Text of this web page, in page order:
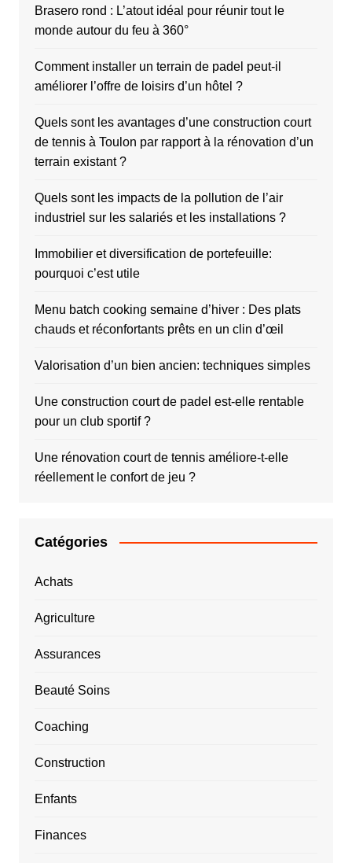
Brasero rond : L’atout idéal pour réunir tout le
monde autour du feu à 360°
Comment installer un terrain de padel peut-il
améliorer l’offre de loisirs d’un hôtel ?
Quels sont les avantages d’une construction court
de tennis à Toulon par rapport à la rénovation d’un
terrain existant ?
Quels sont les impacts de la pollution de l’air
industriel sur les salariés et les installations ?
Immobilier et diversification de portefeuille:
pourquoi c’est utile
Menu batch cooking semaine d’hiver : Des plats
chauds et réconfortants prêts en un clin d’œil
Valorisation d’un bien ancien: techniques simples
Une construction court de padel est-elle rentable
pour un club sportif ?
Une rénovation court de tennis améliore-t-elle
réellement le confort de jeu ?
Catégories
Achats
Agriculture
Assurances
Beauté Soins
Coaching
Construction
Enfants
Finances